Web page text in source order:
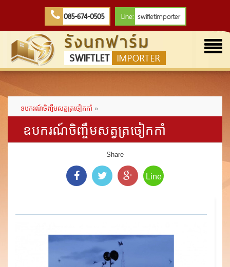
085-674-0505 Line: swifletimporter
รังนกฟาร์ม
SWIFTLET IMPORTER
ឧបករណ៍ចិញ្ចឹមសត្វត្រចៀកកាំ »
ឧបករណ៍ចិញ្ចឹមសត្វត្រចៀកកាំ
Share
Line